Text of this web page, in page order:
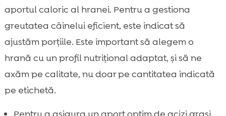
aportul caloric al hranei. Pentru a gestiona
greutatea câinelui eficient, este indicat să
ajustăm porțiile. Este important să alegem o
hrană cu un profil nutrițional adaptat, și să ne
axăm pe calitate, nu doar pe cantitatea indicată
pe etichetă.